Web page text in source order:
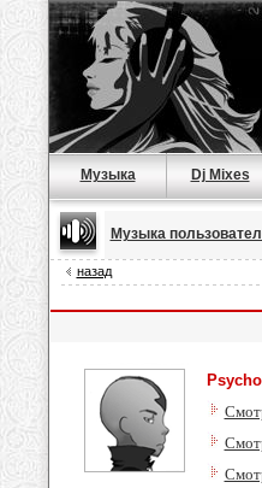
Музыка Dj Mixes
Музыка
назад